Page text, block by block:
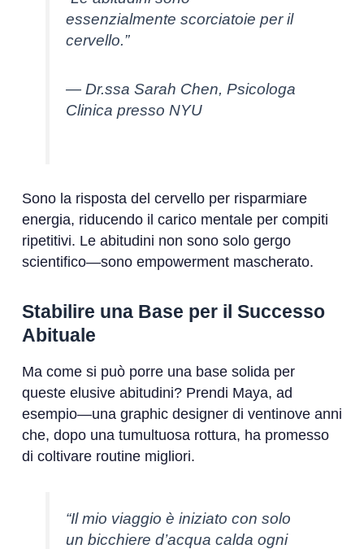
essenzialmente scorciatoie per il
cervello.”
— Dr.ssa Sarah Chen, Psicologa
Clinica presso NYU
Sono la risposta del cervello per risparmiare
energia, riducendo il carico mentale per compiti
ripetitivi. Le abitudini non sono solo gergo
scientifico—sono empowerment mascherato.
Stabilire una Base per il Successo
Abituale
Ma come si può porre una base solida per
queste elusive abitudini? Prendi Maya, ad
esempio—una graphic designer di ventinove anni
che, dopo una tumultuosa rottura, ha promesso
di coltivare routine migliori.
“Il mio viaggio è iniziato con solo
un bicchiere d’acqua calda ogni